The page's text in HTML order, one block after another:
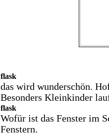
flask
das wird wunderschön.
Besonders Kleinkinder
flask
Wofür ist das Fenster im
Fenstern.